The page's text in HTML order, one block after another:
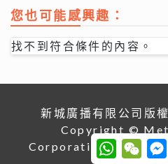
您也可能感興趣：
找不到符合條件的內容。
新城廣播有限公司版
Copyright ©
Corporation Limited.
W
h
W
e